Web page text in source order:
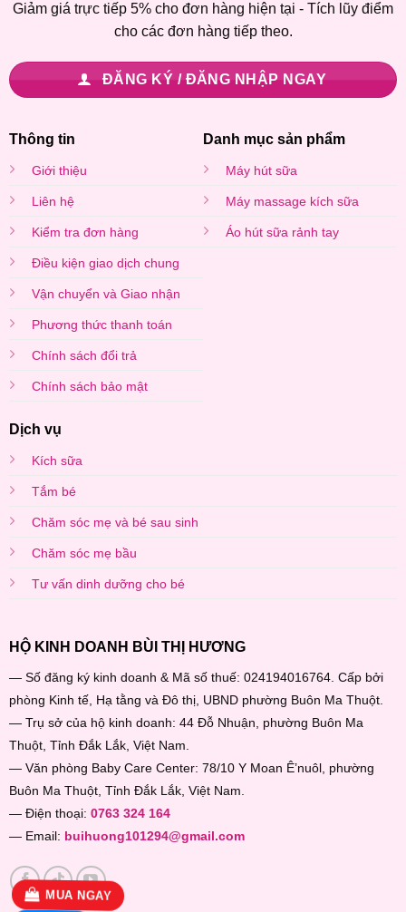
Giảm giá trực tiếp 5% cho đơn hàng hiện tại - Tích lũy điểm
cho các đơn hàng tiếp theo.
ĐĂNG KÝ / ĐĂNG NHẬP NGAY
Thông tin
Giới thiệu
Liên hệ
Kiểm tra đơn hàng
Điều kiện giao dịch chung
Vận chuyển và Giao nhận
Phương thức thanh toán
Chính sách đổi trả
Chính sách bảo mật
Danh mục sản phẩm
Máy hút sữa
Máy massage kích sữa
Áo hút sữa rảnh tay
Dịch vụ
Kích sữa
Tắm bé
Chăm sóc mẹ và bé sau sinh
Chăm sóc mẹ bầu
Tư vấn dinh dưỡng cho bé
HỘ KINH DOANH BÙI THỊ HƯƠNG
— Số đăng ký kinh doanh & Mã số thuế: 024194016764. Cấp bởi
phòng Kinh tế, Hạ tằng và Đô thị, UBND phường Buôn Ma Thuột.
— Trụ sở của hộ kinh doanh: 44 Đỗ Nhuận, phường Buôn Ma
Thuột, Tỉnh Đắk Lắk, Việt Nam.
— Văn phòng Baby Care Center: 78/10 Y Moan Ê’nuôl, phường
Buôn Ma Thuột, Tỉnh Đắk Lắk, Việt Nam.
— Điện thoại: 0763 324 164
— Email: buihuong101294@gmail.com
MUA NGAY